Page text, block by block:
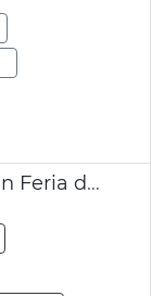
Concierto inaugural de la Gran Feria de València